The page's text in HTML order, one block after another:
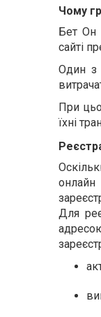
Чому
Бет Он
сайті
Один з
При
їхні
Для